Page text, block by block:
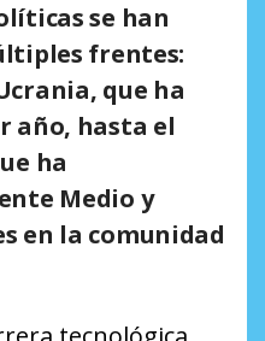
se han
frentes:
que ha
año, hasta el
ha
Medio y
en la comunidad